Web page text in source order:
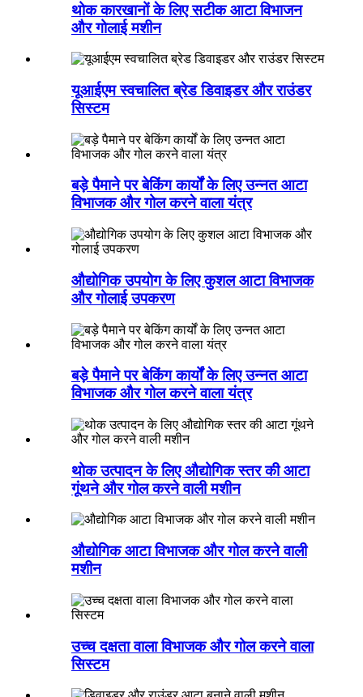
थोक कारखानों के लिए सटीक आटा विभाजन
और गोलाई मशीन
यूआईएम स्वचालित ब्रेड डिवाइडर और राउंडर
सिस्टम
बड़े पैमाने पर बेकिंग कार्यों के लिए उन्नत आटा
विभाजक और गोल करने वाला यंत्र
औद्योगिक उपयोग के लिए कुशल आटा विभाजक
और गोलाई उपकरण
बड़े पैमाने पर बेकिंग कार्यों के लिए उन्नत आटा
विभाजक और गोल करने वाला यंत्र
थोक उत्पादन के लिए औद्योगिक स्तर की आटा
गूंथने और गोल करने वाली मशीन
औद्योगिक आटा विभाजक और गोल करने वाली
मशीन
उच्च दक्षता वाला विभाजक और गोल करने वाला
सिस्टम